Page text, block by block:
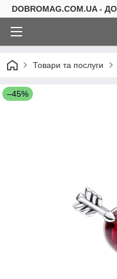
DOBROMAG.COM.UA -
Товари та послуги
–45%